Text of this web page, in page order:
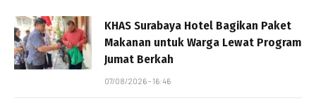
KHAS Surabaya Hotel Bagikan Paket
Makanan untuk Warga Lewat Program
Jumat Berkah
07/08/2026 - 16:46